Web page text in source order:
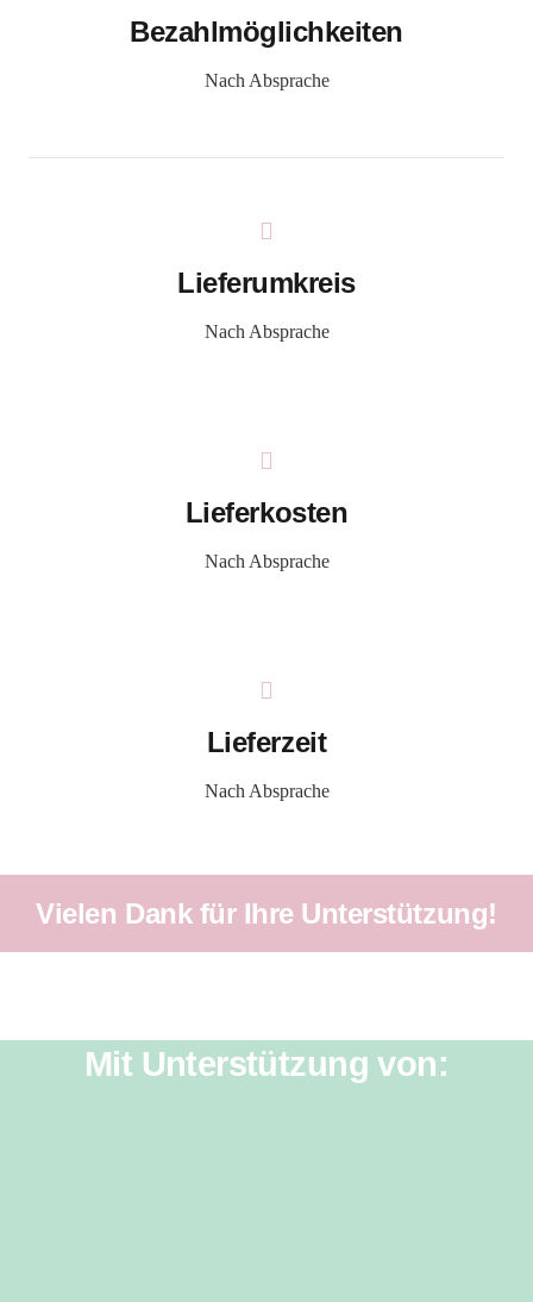
Bezahlmöglichkeiten
Nach Absprache
Lieferumkreis
Nach Absprache
Lieferkosten
Nach Absprache
Lieferzeit
Nach Absprache
Vielen Dank für Ihre Unterstützung!
Mit Unterstützung von: